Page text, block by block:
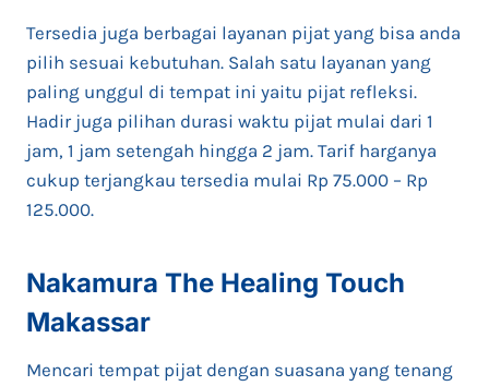
Tersedia juga berbagai layanan pijat yang bisa anda
pilih sesuai kebutuhan. Salah satu layanan yang
paling unggul di tempat ini yaitu pijat refleksi.
Hadir juga pilihan durasi waktu pijat mulai dari 1
jam, 1 jam setengah hingga 2 jam. Tarif harganya
cukup terjangkau tersedia mulai Rp 75.000 – Rp
125.000.
Nakamura The Healing Touch
Makassar
Mencari tempat pijat dengan suasana yang tenang